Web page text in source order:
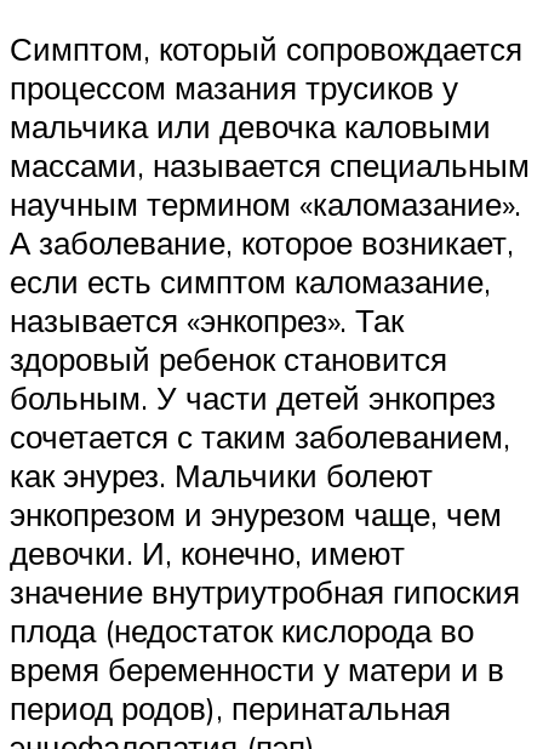
Симптом, который сопровождается
процессом мазания трусиков у
мальчика или девочка каловыми
массами, называется специальным
научным термином «каломазание».
А заболевание, которое возникает,
если есть симптом каломазание,
называется «энкопрез». Так
здоровый ребенок становится
больным. У части детей энкопрез
сочетается с таким заболеванием,
как энурез. Мальчики болеют
энкопрезом и энурезом чаще, чем
девочки. И, конечно, имеют
значение внутриутробная гипоския
плода (недостаток кислорода во
время беременности у матери и в
период родов), перинатальная